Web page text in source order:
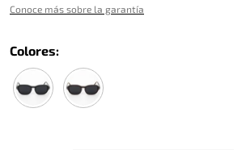
Conoce más sobre la garantía
Colores: